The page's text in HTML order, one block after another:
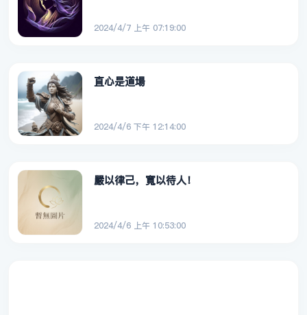
2024/4/7 上午 07:19:00
直心是道場
2024/4/6 下午 12:14:00
嚴以律己，寬以待人！
2024/4/6 上午 10:53:00